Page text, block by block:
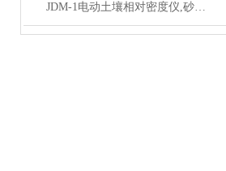
JDM-1电动土壤相对密度仪,砂相对密度仪 产品展示